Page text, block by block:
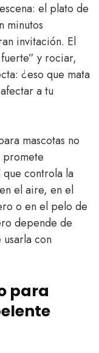
el plato de
minutos
invitación. El
y rociar,
¿eso que mata
a tu
mascotas no
promete
que controla la
el aire, en el
o en el pelo de
depende de
con
para